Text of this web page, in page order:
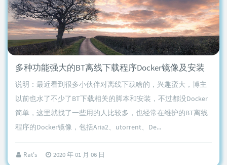
多种功能强大的BT离线下载程序Docker镜像及安装
说明：最近看到很多小伙伴对离线下载啥的，兴趣蛮大，博主
以前也水了不少了BT下载相关的脚本和安装，不过都没Docker
简单，这里就找了一些用的人比较多，也经常在维护的BT离线
程序的Docker镜像，包括Aria2、utorrent、De...
Rat's 2020 年 01 月 06 日